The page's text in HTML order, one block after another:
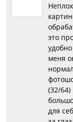
это
меня
(32/
для